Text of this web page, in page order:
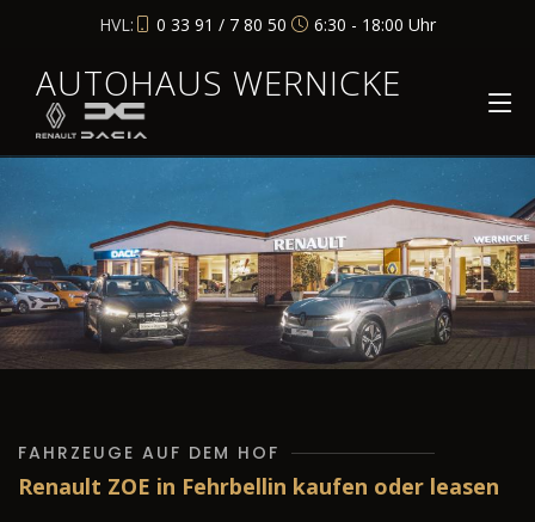
HVL: 0 33 91 / 7 80 50 6:30 - 18:00 Uhr
AUTOHAUS WERNICKE
FAHRZEUGE AUF DEM HOF
Renault ZOE in Fehrbellin kaufen oder leasen